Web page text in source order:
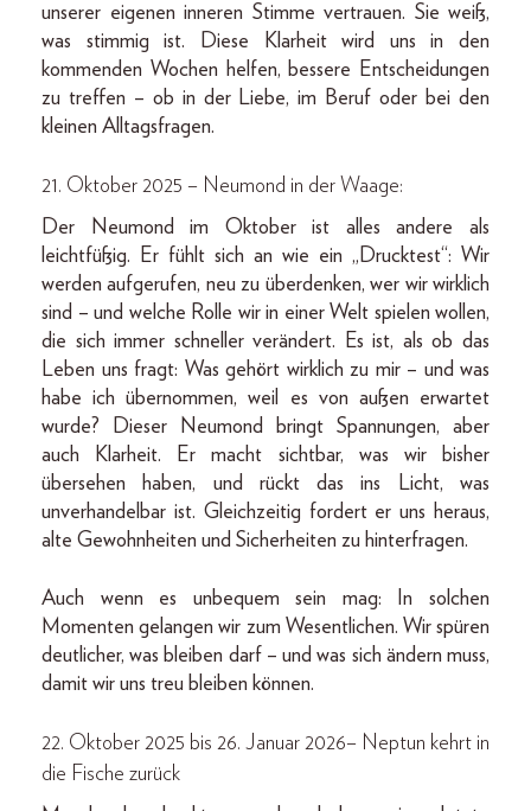
unserer eigenen inneren Stimme vertrauen. Sie weiß,
was stimmig ist. Diese Klarheit wird uns in den
kommenden Wochen helfen, bessere Entscheidungen
zu treffen – ob in der Liebe, im Beruf oder bei den
kleinen Alltagsfragen.
21. Oktober 2025 – Neumond in der Waage:
Der Neumond im Oktober ist alles andere als
leichtfüßig. Er fühlt sich an wie ein „Drucktest“: Wir
werden aufgerufen, neu zu überdenken, wer wir wirklich
sind – und welche Rolle wir in einer Welt spielen wollen,
die sich immer schneller verändert. Es ist, als ob das
Leben uns fragt: Was gehört wirklich zu mir – und was
habe ich übernommen, weil es von außen erwartet
wurde? Dieser Neumond bringt Spannungen, aber
auch Klarheit. Er macht sichtbar, was wir bisher
übersehen haben, und rückt das ins Licht, was
unverhandelbar ist. Gleichzeitig fordert er uns heraus,
alte Gewohnheiten und Sicherheiten zu hinterfragen.
Auch wenn es unbequem sein mag: In solchen
Momenten gelangen wir zum Wesentlichen. Wir spüren
deutlicher, was bleiben darf – und was sich ändern muss,
damit wir uns treu bleiben können.
22. Oktober 2025 bis 26. Januar 2026– Neptun kehrt in
die Fische zurück